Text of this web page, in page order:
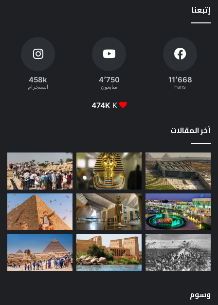
إتبعنا
11٬668
Fans
4٬750
متابعون
458k
انستجرام
474K K
أخر المقالات
وسوم